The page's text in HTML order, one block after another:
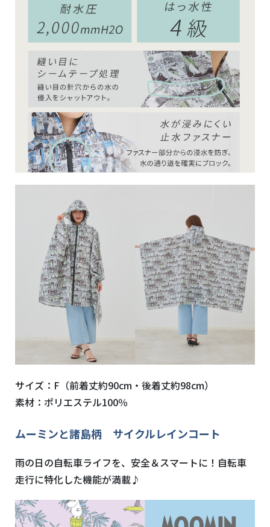
サイズ：F（前着丈約90cm・後着丈約98cm）
素材：ポリエステル100％
ムーミンと諸島柄 サイクルレインコート
雨の日の自転車ライフを、安全＆スマートに！自転車
走行に特化した機能が満載♪